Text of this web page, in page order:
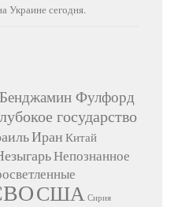
Украине сегодня.
Бенджамин Фулфорд
государство
Иран Китай
Непознанное
США Сирия